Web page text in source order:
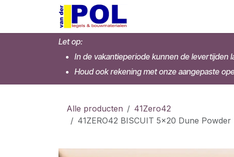
Overslaan naar inhoud
Let op:
In de vakantieperiode kunnen de levertijden
Houd ook rekening met onze aangepaste
Alle producten
41Zero42
41ZERO42 BISCUIT 5x20 Dune